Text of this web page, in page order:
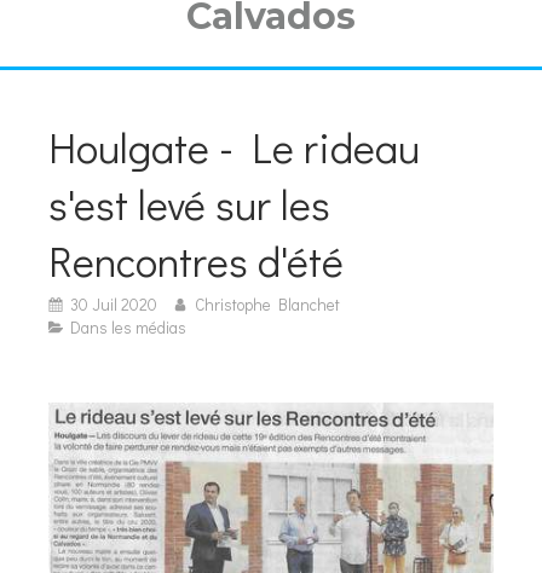
Calvados
Houlgate - Le rideau
s'est levé sur les
Rencontres d'été
30 Juil 2020
Christophe Blanchet
Dans les médias